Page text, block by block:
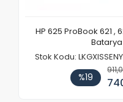
HP 625 ProBook 621 ,
Batarya
Stok Kodu: LKGXISSENY
%19